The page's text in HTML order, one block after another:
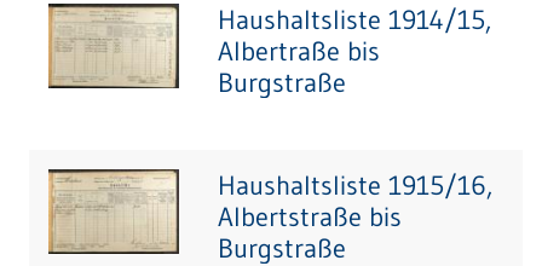
Haushaltsliste 1914/15,
Albertraße bis
Burgstraße
Haushaltsliste 1915/16,
Albertstraße bis
Burgstraße